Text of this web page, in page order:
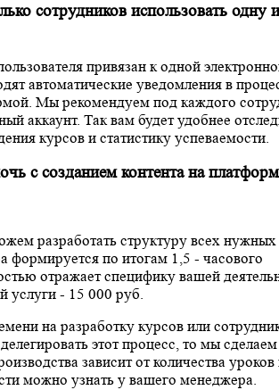
сотрудников использовать одну
привязан к одной
автоматические уведомления в
Мы рекомендуем под каждого
аккаунт. Так вам будет удобнее
курсов и статистику успеваемости.
с созданием контента на
разработать структуру всех
формируется по итогам 1,5 - часового
отражает специфику вашей
услуги - 15 000 руб.
на разработку курсов или
этот процесс, то мы сделаем
зависит от количества уроков
можно узнать у вашего менеджера.